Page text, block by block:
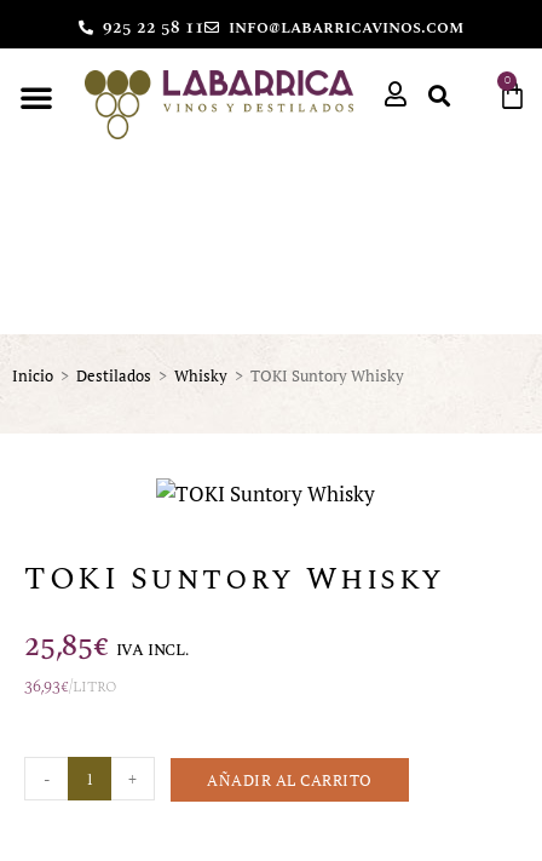
925 22 58 11 info@labarricavinos.com
0
Inicio > Destilados > Whisky > TOKI Suntory Whisky
TOKI Suntory Whisky
25,85€ IVA INCL.
36,93€/litro
- + AÑADIR AL CARRITO